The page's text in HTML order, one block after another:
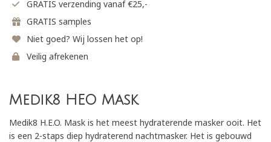
GRATIS verzending vanaf €25,-
GRATIS samples
Niet goed? Wij lossen het op!
Veilig afrekenen
Medik8 HEO Mask
Medik8 H.E.O. Mask is het meest hydraterende masker ooit. Het
is een 2-staps diep hydraterend nachtmasker. Het is gebouwd